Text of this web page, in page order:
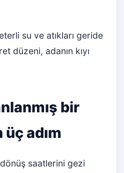
su ve atıkları geride
düzeni, adanın kıyı
bir
adım
saatlerini gezi